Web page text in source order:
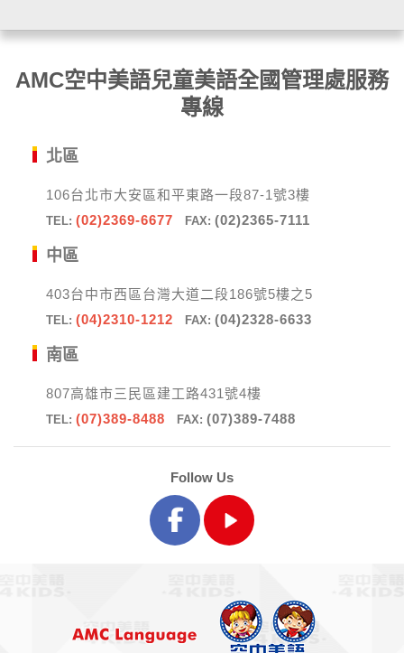
AMC空中美語兒童美語全國管理處服務
專線
北區
106台北市大安區和平東路一段87-1號3樓
TEL: (02)2369-6677 FAX: (02)2365-7111
中區
403台中市西區台灣大道二段186號5樓之5
TEL: (04)2310-1212 FAX: (04)2328-6633
南區
807高雄市三民區建工路431號4樓
TEL: (07)389-8488 FAX: (07)389-7488
Follow Us